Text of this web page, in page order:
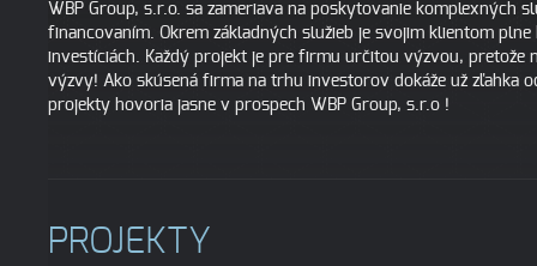
WBP Group, s.r.o. sa zameriava na poskytovanie
financovaním. Okrem základných služieb je svojim klientom
investíciách. Každý projekt je pre firmu určitou výzvou, pretože
výzvy! Ako skúsená firma na trhu investorov dokáže už zľahka
projekty hovoria jasne v prospech WBP Group, s.r.o !
PROJEKTY